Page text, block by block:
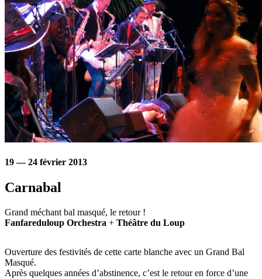
19 — 24 février 2013
Carnabal
Grand méchant bal masqué, le retour !
Fanfareduloup Orchestra + Théâtre du Loup
Ouverture des festivités de cette carte blanche avec un Grand Bal
Masqué.
Après quelques années d’abstinence, c’est le retour en force d’une